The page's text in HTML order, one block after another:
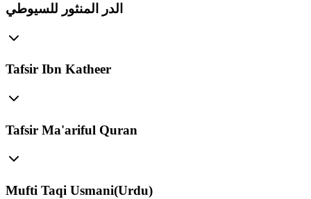
الدر المنثور للسيوطي
Tafsir Ibn Katheer
Tafsir Ma'ariful Quran
Mufti Taqi Usmani(Urdu)